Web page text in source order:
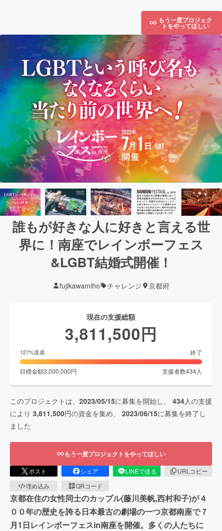
もう一度プロジェク
トをやってほしい
誰もが好きな人に好きと言える世
界に！南座でレインボーフェス
&LGBT結婚式開催！
fujikawamiho チャレンジ 京都府
現在の支援総額
3,811,500円
127%達成 終了
目標金額3,000,000円 支援者数434人
このプロジェクトは、 2023/05/15に募集を開始し、 434人の支援
により 3,811,500円の資金を集め、 2023/06/15に募集を終了し
ました
もう一度プロジェクトをやってほしい
ポスト シェア LINEで送る
URLコピー
埋め込み
QRコード
京都在住の女性同士のカップル(藤川美帆,西村和子)が４
００年の歴史を誇る日本最古の劇場の一つ京都南座で７
月1日レインボーフェスin南座を開催。多くの人たちに